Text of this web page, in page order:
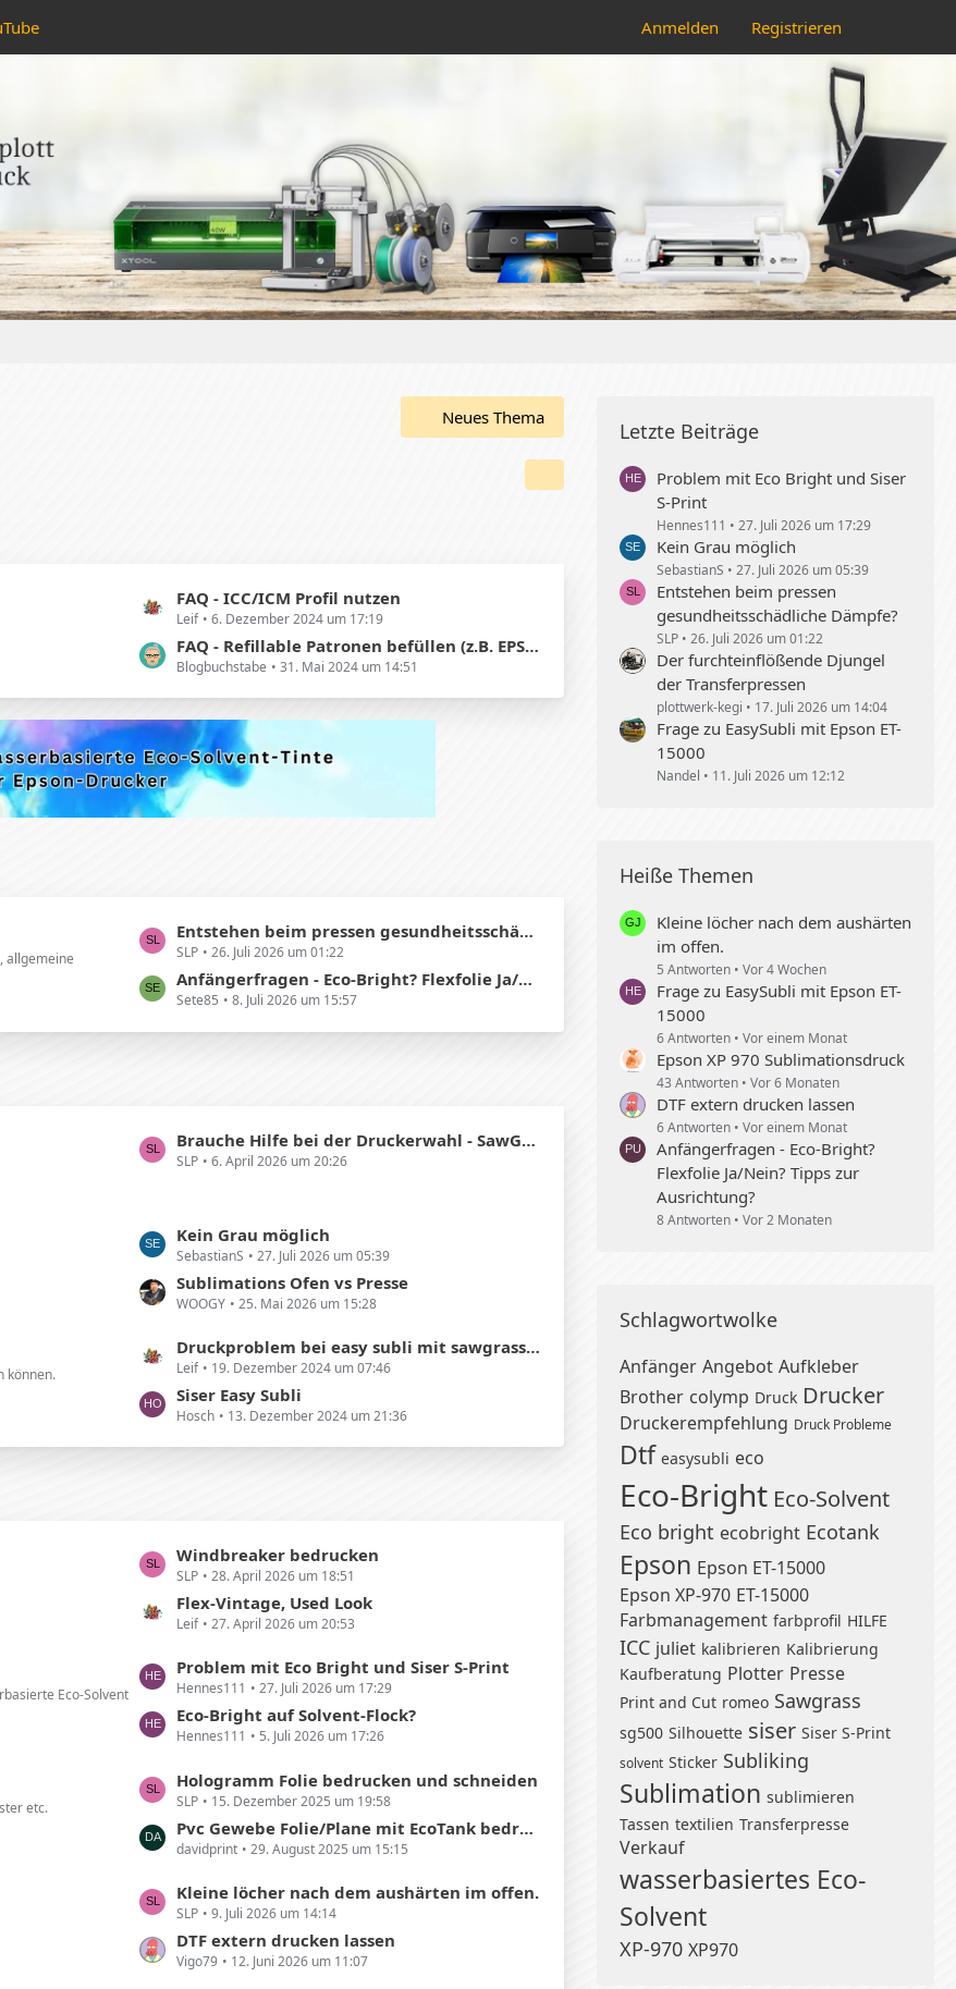
Anmelden Registrieren
Neues Thema
L
t
z
t
e
e
i
t
FAQ - ICC/ICM Profil nutzen
Leif 6. Dezember 2024 um 17:19
FAQ - Refillable Patronen befüllen (z.B. EPSON XP-970)
Blogbuchstabe 31. Mai 2024 um 14:51
allgemeine
L
e
t
z
t
t
e
Entstehen beim pressen gesundheitsschädliche Dämpfe?
SLP 26. Juli 2026 um 01:22
Anfängerfragen - Eco-Bright? Flexfolie Ja/Nein? Tipps zur Ausrichtung?
Sete85 8. Juli 2026 um 15:57
L
e
t
e
B
e
t
ä
e
Brauche Hilfe bei der Druckerwahl - SawGrass SG500 zu verkaufen
SLP 6. April 2026 um 20:26
L
e
t
z
e
e
t
e
Kein Grau möglich
SebastianS 27. Juli 2026 um 05:39
Sublimations Ofen vs Presse
WOOGY 25. Mai 2026 um 15:28
können.
L
t
z
t
t
ä
e
Druckproblem bei easy subli mit sawgrass 500
Leif 19. Dezember 2024 um 07:46
Siser Easy Subli
Hosch 13. Dezember 2024 um 21:36
L
e
t
e
e
r
g
Windbreaker bedrucken
SLP 28. April 2026 um 18:51
Flex-Vintage, Used Look
Leif 27. April 2026 um 20:53
Eco-Solvent
L
e
t
z
e
e
r
g
Problem mit Eco Bright und Siser S-Print
Hennes111 27. Juli 2026 um 17:29
Eco-Bright auf Solvent-Flock?
Hennes111 5. Juli 2026 um 17:26
etc.
L
e
t
z
e
e
Hologramm Folie bedrucken und schneiden
SLP 15. Dezember 2025 um 19:58
Pvc Gewebe Folie/Plane mit EcoTank bedrucken?
davidprint 29. August 2025 um 15:15
L
e
t
z
Kleine löcher nach dem aushärten im offen.
SLP 9. Juli 2026 um 14:14
DTF extern drucken lassen
Vigo79 12. Juni 2026 um 11:07
Letzte Beiträge
Problem mit Eco Bright und Siser
S-Print
Hennes111 27. Juli 2026 um 17:29
Kein Grau möglich
SebastianS 27. Juli 2026 um 05:39
Entstehen beim pressen
gesundheitsschädliche Dämpfe?
SLP 26. Juli 2026 um 01:22
Der furchteinflößende Djungel
der Transferpressen
plottwerk-kegi 17. Juli 2026 um 14:04
Frage zu EasySubli mit Epson ET-
15000
Nandel 11. Juli 2026 um 12:12
Heiße Themen
Kleine löcher nach dem aushärten
im offen.
5 Antworten Vor 4 Wochen
Frage zu EasySubli mit Epson ET-
15000
6 Antworten Vor einem Monat
Epson XP 970 Sublimationsdruck
43 Antworten Vor 6 Monaten
DTF extern drucken lassen
6 Antworten Vor einem Monat
Anfängerfragen - Eco-Bright?
Flexfolie Ja/Nein? Tipps zur
Ausrichtung?
8 Antworten Vor 2 Monaten
Schlagwortwolke
Anfänger Angebot Aufkleber
Brother colymp Druck Drucker
Druckerempfehlung Druck Probleme
Dtf easysubli eco
Eco-Bright Eco-Solvent
Eco bright ecobright Ecotank
Epson Epson ET-15000
Epson XP-970 ET-15000
Farbmanagement farbprofil HILFE
ICC juliet kalibrieren Kalibrierung
Kaufberatung Plotter Presse
Print and Cut romeo Sawgrass
sg500 Silhouette siser Siser S-Print
solvent Sticker Subliking
Sublimation sublimieren
Tassen textilien Transferpresse
Verkauf
wasserbasiertes Eco-
Solvent
XP-970 XP970